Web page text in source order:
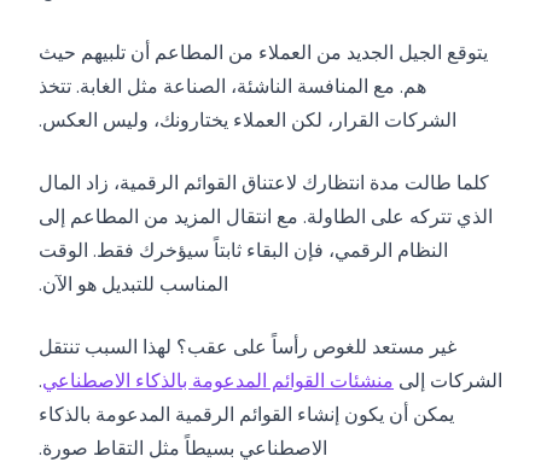
يتوقع الجيل الجديد من العملاء من المطاعم أن تلبيهم حيث
هم. مع المنافسة الناشئة، الصناعة مثل الغابة. تتخذ
الشركات القرار، لكن العملاء يختارونك، وليس العكس.
كلما طالت مدة انتظارك لاعتناق القوائم الرقمية، زاد المال
الذي تتركه على الطاولة. مع انتقال المزيد من المطاعم إلى
النظام الرقمي، فإن البقاء ثابتاً سيؤخرك فقط. الوقت
المناسب للتبديل هو الآن.
غير مستعد للغوص رأساً على عقب؟ لهذا السبب تنتقل
الشركات إلى منشئات القوائم المدعومة بالذكاء الاصطناعي.
يمكن أن يكون إنشاء القوائم الرقمية المدعومة بالذكاء
الاصطناعي بسيطاً مثل التقاط صورة.